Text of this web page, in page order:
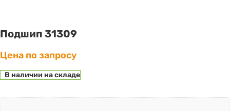
Подшип 31309
Цена по запросу
В наличии на складе